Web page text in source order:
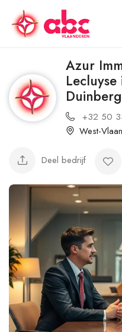
Azur
+32 50
West-
Deel bedrijf